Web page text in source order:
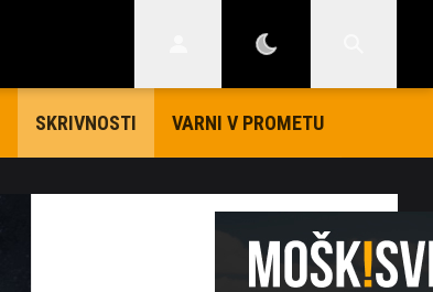
SKRIVNOSTI VARNI V PROMETU